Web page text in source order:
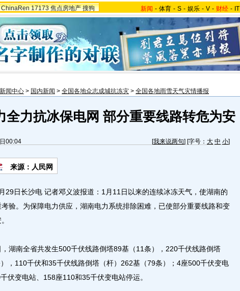
ChinaRen 17173 焦点房地产 搜狗 新闻 - 体育 - S - 娱乐 - V - 财经 - IT
新闻中心 > 国内新闻 > 全国各地众志成城抗冻灾 > 全国各地雨雪天气灾情播报
全力抗冰保电网 部分重要线路转危为安
00:04 [我来说两句] [字号： 大 中 小]
来源：人民网
日长沙电 记者邓义波报道：1月11日以来的连续冰冻天气，使湖南的
验。为保障电力供应，湖南电力系统排除困难，已使部分重要线路和变
南全省共发生500千伏线路倒塔89基（11条），220千伏线路倒塔
，110千伏和35千伏线路倒塔（杆）262基（79条）；4座500千伏变电
伏变电站、158座110和35千伏变电站停运。